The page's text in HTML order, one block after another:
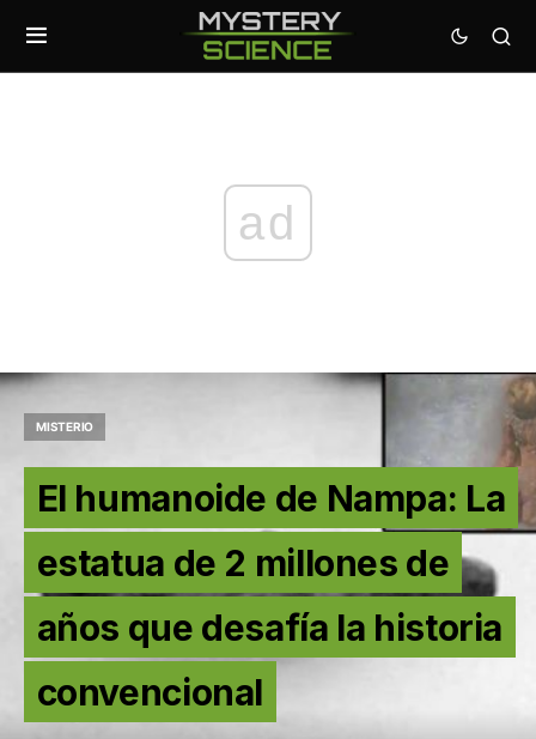
ad
MISTERIO
El humanoide de Nampa: La
estatua de 2 millones de
años que desafía la historia
convencional